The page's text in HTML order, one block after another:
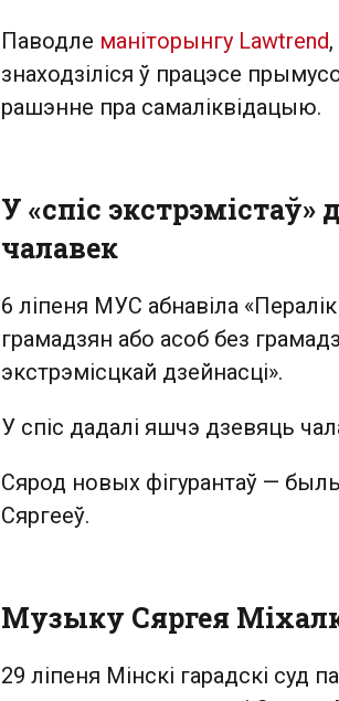
Паводле маніторынгу Lawtrend
знаходзіліся ў працэсе
рашэнне пра самаліквідацыю.
У «спіс
чалавек
6 ліпеня МУС абнавіла
грамадзян або асоб без
экстрэмісцкай дзейнасці».
У спіс дадалі яшчэ дзевяць
Сярод новых фігурантаў —
Сяргееў.
Музыку Сяргея
29 ліпеня Мінскі гарадскі суд